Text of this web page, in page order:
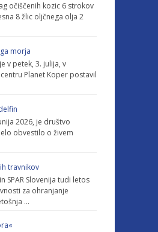
očiščenih kozic 6 strokov
8 žlic oljčnega olja 2
morja
v petek, 3. julija, v
Planet Koper postavil
2026, je društvo
obvestilo o živem
travnikov
SPAR Slovenija tudi letos
za ohranjanje
…